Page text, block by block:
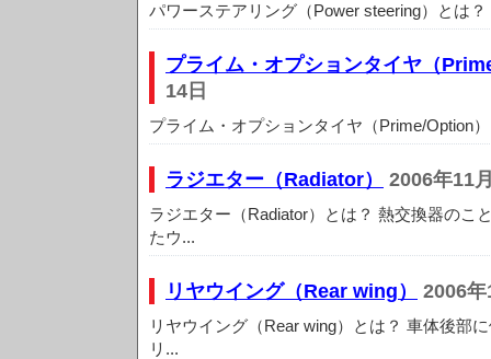
パワーステアリング（Power steering）とは
プライム・オプションタイヤ（
14日
プライム・オプションタイヤ（Prime/Option
ラジエター（Radiator） 2006年11
ラジエター（Radiator）とは？ 熱交換器のこ
たウ...
リヤウイング（Rear wing） 2006
リヤウイング（Rear wing）とは？ 車体後部
リ...